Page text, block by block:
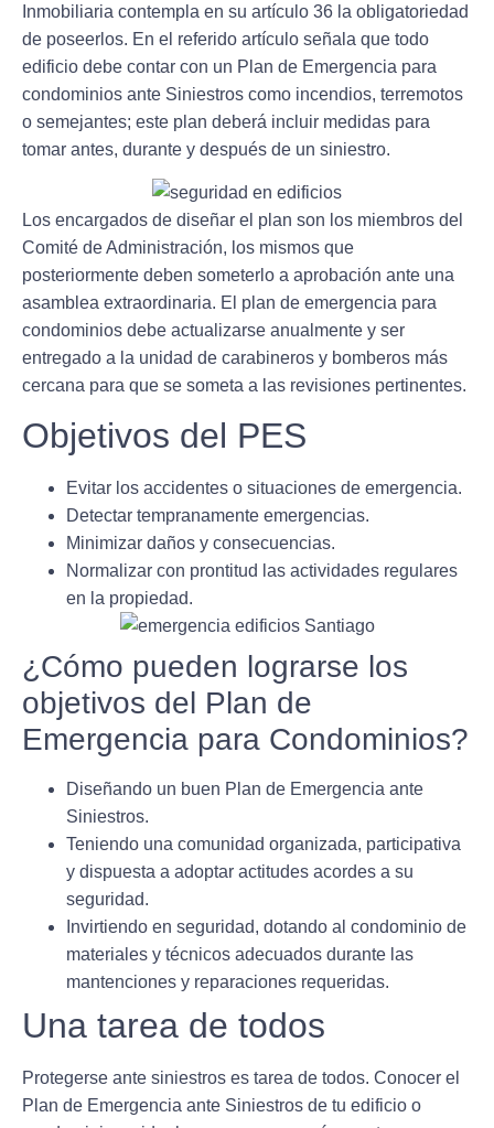
Inmobiliaria contempla en su artículo 36 la obligatoriedad
de poseerlos. En el referido artículo señala que todo
edificio debe contar con un Plan de Emergencia para
condominios ante Siniestros como incendios, terremotos
o semejantes; este plan deberá incluir medidas para
tomar antes, durante y después de un siniestro.
Los encargados de diseñar el plan son los miembros del
Comité de Administración, los mismos que
posteriormente deben someterlo a aprobación ante una
asamblea extraordinaria. El plan de emergencia para
condominios debe actualizarse anualmente y ser
entregado a la unidad de carabineros y bomberos más
cercana para que se someta a las revisiones pertinentes.
Objetivos del PES
Evitar los accidentes o situaciones de emergencia.
Detectar tempranamente emergencias.
Minimizar daños y consecuencias.
Normalizar con prontitud las actividades regulares
en la propiedad.
¿Cómo pueden lograrse los
objetivos del Plan de
Emergencia para Condominios?
Diseñando un buen Plan de Emergencia ante
Siniestros.
Teniendo una comunidad organizada, participativa
y dispuesta a adoptar actitudes acordes a su
seguridad.
Invirtiendo en seguridad, dotando al condominio de
materiales y técnicos adecuados durante las
mantenciones y reparaciones requeridas.
Una tarea de todos
Protegerse ante siniestros es tarea de todos. Conocer el
Plan de Emergencia ante Siniestros de tu edificio o